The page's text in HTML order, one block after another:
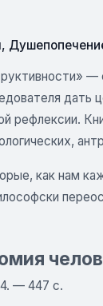
,
дать
рефлексии.
как нам
— 447 с.